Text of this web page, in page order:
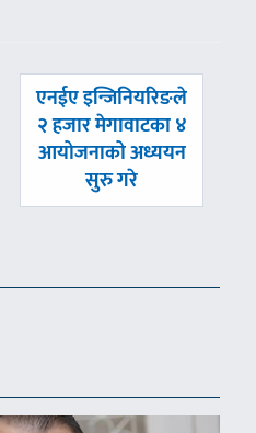
अघिल्लाे
-
एनईए इन्जिनियरिङले
२ हजार मेगावाटका ४
आयोजनाको अध्ययन
सुरु गरे